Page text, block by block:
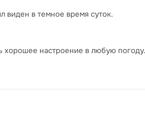
в темное время суток.
хорошее настроение в любую погоду.